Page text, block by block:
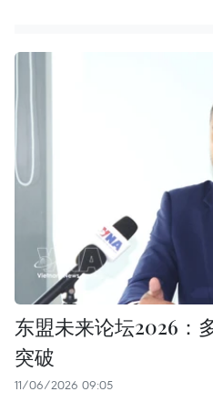
东盟未来论坛2026：
突破
11/06/2026 09:05